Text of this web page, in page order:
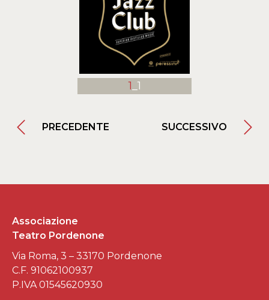
1 _1
PRECEDENTE SUCCESSIVO
Associazione
Teatro Pordenone
Via Roma, 3 – 33170 Pordenone
C.F. 91062100937
P.IVA 01545620930